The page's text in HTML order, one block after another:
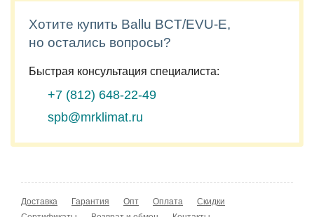
Хотите купить Ballu BCT/EVU-E,
но остались вопросы?
Быстрая консультация специалиста:
+7 (812) 648-22-49
spb@mrklimat.ru
Доставка Гарантия Опт Оплата
Скидки